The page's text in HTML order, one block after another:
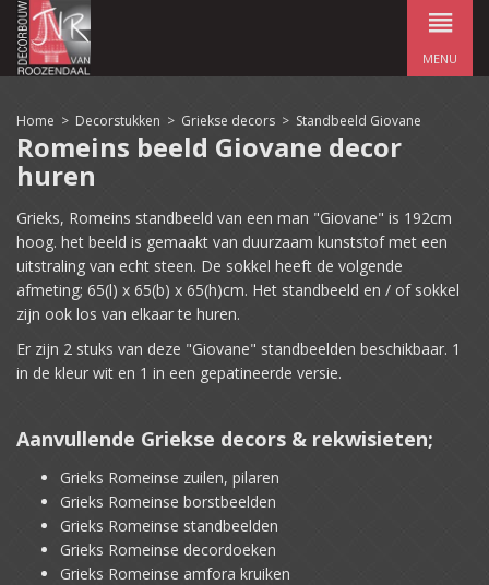
MENU
Home > Decorstukken > Griekse decors > Standbeeld Giovane
Romeins beeld Giovane decor
huren
Grieks, Romeins standbeeld van een man "Giovane" is 192cm
hoog. het beeld is gemaakt van duurzaam kunststof met een
uitstraling van echt steen. De sokkel heeft de volgende
afmeting; 65(l) x 65(b) x 65(h)cm. Het standbeeld en / of sokkel
zijn ook los van elkaar te huren.
Er zijn 2 stuks van deze "Giovane" standbeelden beschikbaar. 1
in de kleur wit en 1 in een gepatineerde versie.
Aanvullende Griekse decors & rekwisieten;
Grieks Romeinse zuilen, pilaren
Grieks Romeinse borstbeelden
Grieks Romeinse standbeelden
Grieks Romeinse decordoeken
Grieks Romeinse amfora kruiken